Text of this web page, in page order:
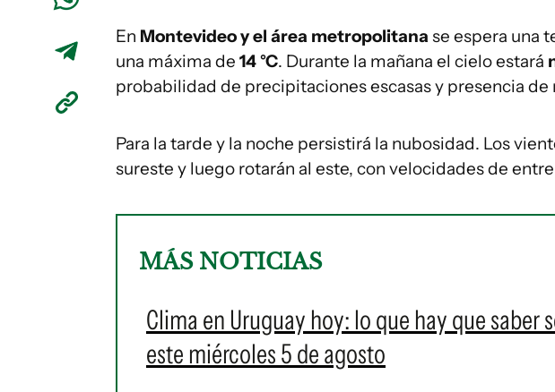
En Montevideo y el área metropolitana se espera una
una máxima de 14 °C. Durante la mañana el cielo estará
probabilidad de precipitaciones escasas y presencia de
Para la tarde y la noche persistirá la nubosidad. Los
sureste y luego rotarán al este, con velocidades de entre
MÁS NOTICIAS
Clima en Uruguay hoy: lo que hay que saber
este miércoles 5 de agosto